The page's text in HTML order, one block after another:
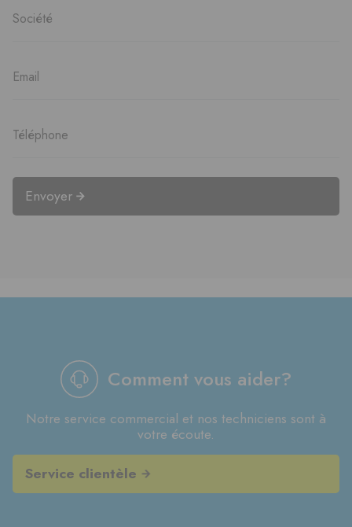
Envoyer
Comment vous aider?
Notre service commercial et nos techniciens sont à
votre écoute.
Service clientèle